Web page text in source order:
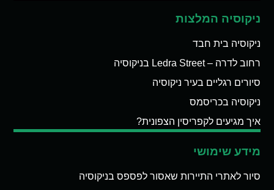
ניקוסיה המלצות
ניקוסיה בית חבד
רחוב לדרה – Ledra Street בניקוסיה
סיורים רגליים בעיר ניקוסיה
ניקוסיה בכריסמס
איך מגיעים לקפריסין הצפונית?
מידע שימושי
סיור לאתרי התיירות שאסור לפספס בניקוסיה